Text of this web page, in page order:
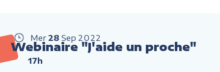
Mer 28 Sep 2022
Webinaire "J'aide un proche"
17h